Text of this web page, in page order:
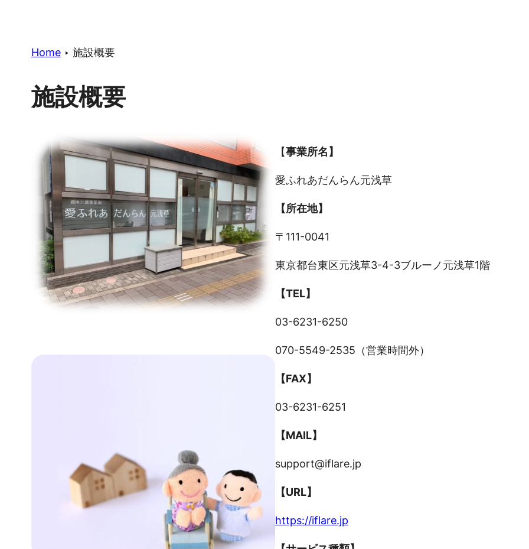
Home ‣ 施設概要
施設概要
【事業所名】
愛ふれあだんらん元浅草
【所在地】
〒111-0041
東京都台東区元浅草3-4-3ブルーノ元浅草1階
【TEL】
03-6231-6250
070-5549-2535（営業時間外）
【FAX】
03-6231-6251
【MAIL】
support@iflare.jp
【URL】
https://iflare.jp